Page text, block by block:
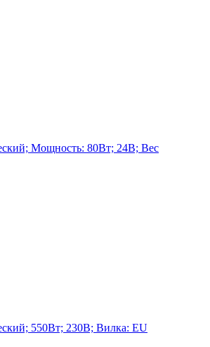
Мощность: 80Вт; 24В; Вес
550Вт; 230В; Вилка: EU